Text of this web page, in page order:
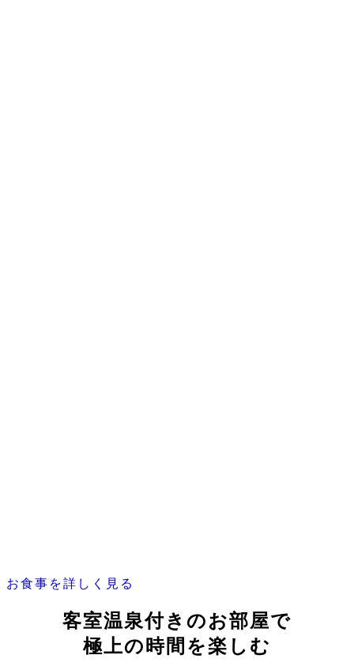
お食事を詳しく見る
客室温泉付きのお部屋で
極上の時間を楽しむ